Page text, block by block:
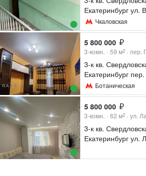
Екатеринбург ул.
(64.1 м²)
Чкаловская
5 800 000
3-комн. 59 м2 пер.
3-к кв.
Екатеринбург
м²) Ботаническая
5 800 000
3-комн. 62 м2 ул.
3-к кв.
Екатеринбург ул.